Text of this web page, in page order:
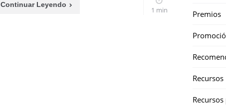
Continuar Leyendo
1 min Premios
Recursos